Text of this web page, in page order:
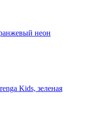
неон
Kids, зеленая